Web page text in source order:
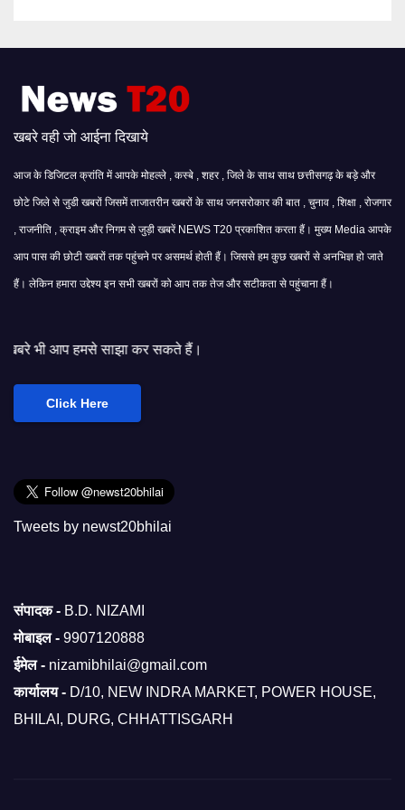
खबरे वही जो आईना दिखाये
आज के डिजिटल क्रांति में आपके मोहल्ले , कस्बे , शहर , जिले के साथ साथ छत्तीसगढ़ के बड़े और
छोटे जिले से जुडी खबरों जिसमें ताजातरीन खबरों के साथ जनसरोकार की बात , चुनाव , शिक्षा , रोजगार
, राजनीति , क्राइम और निगम से जुड़ी खबरें NEWS T20 प्रकाशित करता हैं। मुख्य Media आपके
आप पास की छोटी खबरों तक पहुंचने पर असमर्थ होती हैं। जिससे हम कुछ खबरों से अनभिज्ञ हो जाते
हैं। लेकिन हमारा उद्देश्य इन सभी खबरों को आप तक तेज और सटीकता से पहुंचाना हैं।
कर सकते हैं।
Click Here
Tweets by newst20bhilai
संपादक - B.D. NIZAMI
मोबाइल - 9907120888
ईमेल - nizamibhilai@gmail.com
कार्यालय - D/10, NEW INDRA MARKET, POWER HOUSE,
BHILAI, DURG, CHHATTISGARH